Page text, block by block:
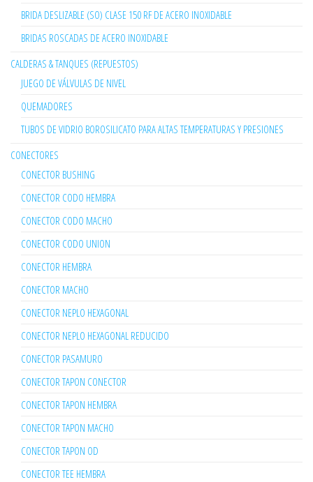
BRIDA DESLIZABLE (SO) CLASE 150 RF DE ACERO INOXIDABLE
BRIDAS ROSCADAS DE ACERO INOXIDABLE
CALDERAS & TANQUES (REPUESTOS)
JUEGO DE VÁLVULAS DE NIVEL
QUEMADORES
TUBOS DE VIDRIO BOROSILICATO PARA ALTAS TEMPERATURAS Y PRESIONES
CONECTORES
CONECTOR BUSHING
CONECTOR CODO HEMBRA
CONECTOR CODO MACHO
CONECTOR CODO UNION
CONECTOR HEMBRA
CONECTOR MACHO
CONECTOR NEPLO HEXAGONAL
CONECTOR NEPLO HEXAGONAL REDUCIDO
CONECTOR PASAMURO
CONECTOR TAPON CONECTOR
CONECTOR TAPON HEMBRA
CONECTOR TAPON MACHO
CONECTOR TAPON OD
CONECTOR TEE HEMBRA